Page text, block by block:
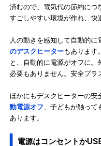
済むので、電気代の節約につ
すごしやすい環境が作れ、快
人の動きを感知して自動的に
のデスクヒーターもあります
と、自動的に電源がオフに
必要もありません。安全プラ
ほかにもデスクヒーターの安
動電源オフ 、子どもが触っ
あります。
電源はコンセントか